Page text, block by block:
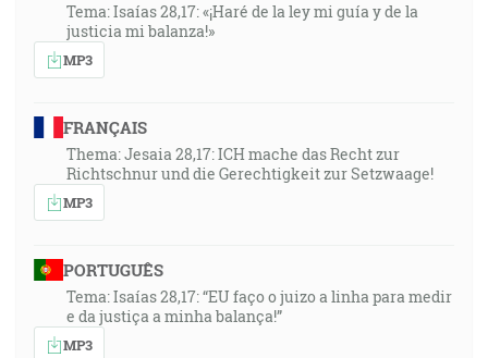
Tema: Isaías 28,17: «¡Haré de la ley mi guía y de la
justicia mi balanza!»
MP3
FRANÇAIS
Thema: Jesaia 28,17: ICH mache das Recht zur
Richtschnur und die Gerechtigkeit zur Setzwaage!
MP3
PORTUGUÊS
Tema: Isaías 28,17: “EU faço o juizo a linha para medir
e da justiça a minha balança!”
MP3